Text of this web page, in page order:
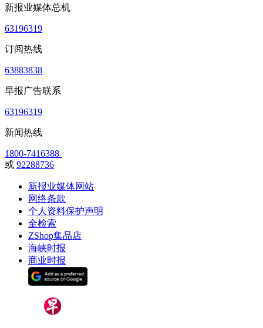
新报业媒体总机
63196319
订阅热线
63883838
早报广告联系
63196319
新闻热线
1800-7416388
或 92288736
新报业媒体网站
网络条款
个人资料保护声明
全检索
ZShop集品店
海峡时报
商业时报